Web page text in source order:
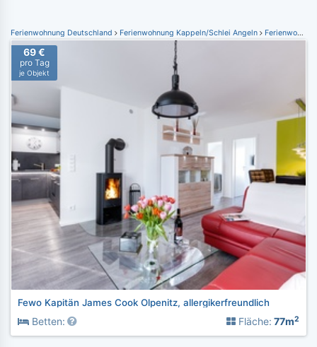
Ferienwohnung Deutschland Ferienwohnung Kappeln/Schlei Angeln Ferienwohnung Ostseeresort Olpenitz
69 €
pro Tag
je Objekt
Fewo Kapitän James Cook Olpenitz, allergikerfreundlich
Betten: Fläche: 77m2